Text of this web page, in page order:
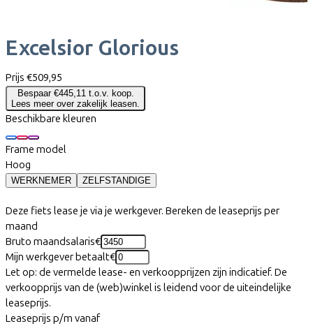
Excelsior Glorious
Prijs €509,95
Bespaar €445,11 t.o.v. koop.
Lees meer over zakelijk leasen.
Beschikbare kleuren
Frame model
Hoog
WERKNEMER ZELFSTANDIGE
Deze fiets lease je via je werkgever. Bereken de leaseprijs per
maand
Bruto maandsalaris€
Mijn werkgever betaalt€
Let op: de vermelde lease- en verkoopprijzen zijn indicatief. De
verkoopprijs van de (web)winkel is leidend voor de uiteindelijke
leaseprijs.
Leaseprijs p/m vanaf